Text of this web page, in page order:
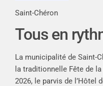
Saint-Chéron
Tous en
La municipalité de Saint-
la traditionnelle Fête de
2026, le parvis de l’Hôtel